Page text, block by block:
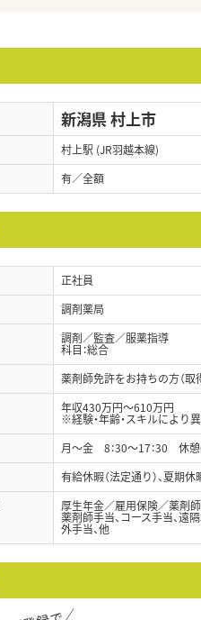
新潟県 村上市
村上駅 (JR羽越本線)
有／全額
正社員
調剤薬局
調剤／監査／服薬指導
科目：総合
薬剤師免許をお持ちの方（取
年収430万円～610万円
※経験・年齢・スキルにより
月～金 8：30～17：30 休
有給休暇（法定通り）、夏期
厚生年金／雇用保険／薬剤
薬剤師手当、コース手当、遠
外手当、他